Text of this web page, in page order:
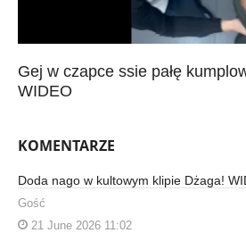
Gej w czapce ssie pałę
WIDEO
KOMENTARZE
Doda nago w kultowym klipie Dżaga!
Gość
21 June 2026 11:02